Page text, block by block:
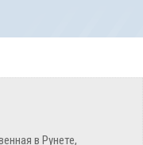
в Рунете,